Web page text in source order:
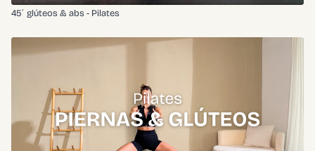
45´ glúteos & abs - Pilates